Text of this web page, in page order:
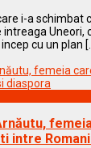
i-a schimbat
Uneori,
cu un plan
intre